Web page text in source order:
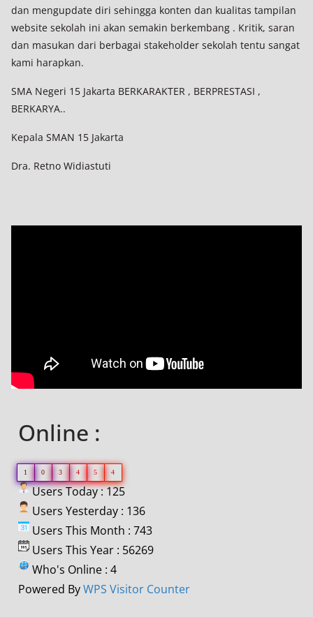
dan mengupdate diri sehingga konten dan kualitas tampilan
website sekolah ini akan semakin berkembang . Kritik, saran
dan masukan dari berbagai stakeholder sekolah tentu sangat
kami harapkan.
SMA Negeri 15 Jakarta BERKARAKTER , BERPRESTASI ,
BERKARYA..
Kepala SMAN 15 Jakarta
Dra. Retno Widiastuti
Online :
1 0 3 4 5 4
Users Today : 125
Users Yesterday : 136
Users This Month : 743
Users This Year : 56269
Who's Online : 4
Powered ByWPS Visitor Counter